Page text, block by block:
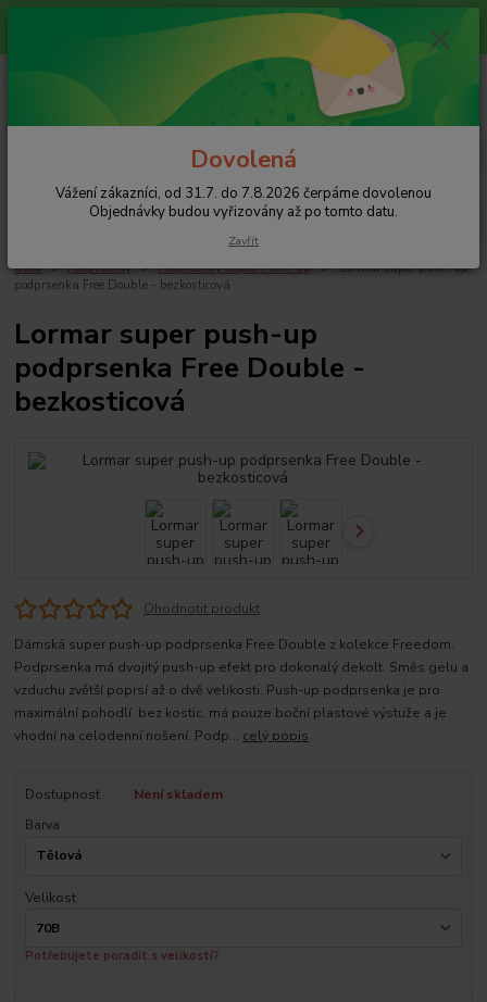
Vážení zákazníci, od 31.7. do 7.8.2026 čerpáme dovolenou
Objednávky budou vyřizovány až po tomto datu.
+420 608 754 282
pište email, pokud nezvedám tel.
Úvod Podprsenky Podprsenky Super Push-up
Lormar super push-up
podprsenka Free Double - bezkosticová
Lormar super push-up
podprsenka Free Double -
bezkosticová
Ohodnotit produkt
Dámská super push-up podprsenka Free Double z kolekce Freedom.
Podprsenka má dvojitý push-up efekt pro dokonalý dekolt. Směs gelu a
vzduchu zvětší poprsí až o dvě velikosti. Push-up podprsenka je pro
maximální pohodlí bez kostic, má pouze boční plastové výstuže a je
vhodní na celodenní nošení. Podp... celý popis
Dostupnost
Není skladem
Barva
Velikost
Potřebujete poradit s velikostí?
Dovolená
Vážení zákazníci, od 31.7. do 7.8.2026 čerpáme dovolenou
Objednávky budou vyřizovány až po tomto datu.
Zavřít